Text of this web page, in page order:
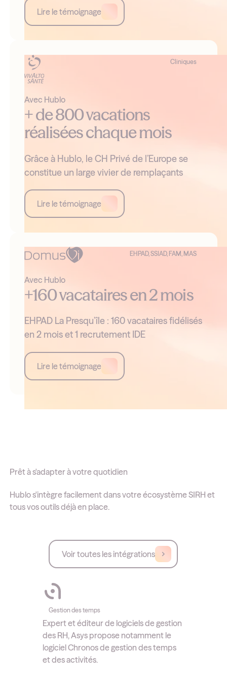
Lire le témoignage
Cliniques
Avec Hublo
+ de 800 vacations
réalisées chaque mois
Grâce à Hublo, le CH Privé de l’Europe se
constitue un large vivier de remplaçants
Lire le témoignage
EHPAD, SSIAD, FAM, MAS
Avec Hublo
+160 vacataires en 2 mois
EHPAD La Presqu’île : 160 vacataires fidélisés
en 2 mois et 1 recrutement IDE
Lire le témoignage
Prêt à s'adapter à votre quotidien
Hublo s'intègre facilement dans votre écosystème SIRH et
tous vos outils déjà en place.
Voir toutes les intégrations
Gestion des temps
Expert et éditeur de logiciels de gestion
des RH, Asys propose notamment le
logiciel Chronos de gestion des temps
et des activités.